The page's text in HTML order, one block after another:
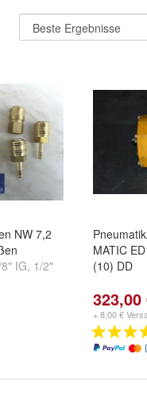
NW 7,2
IG, 1/2"
MATIC
(10) DD
323,00
+ 8,00 €